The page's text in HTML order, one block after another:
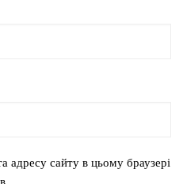
адресу сайту в цьому браузері